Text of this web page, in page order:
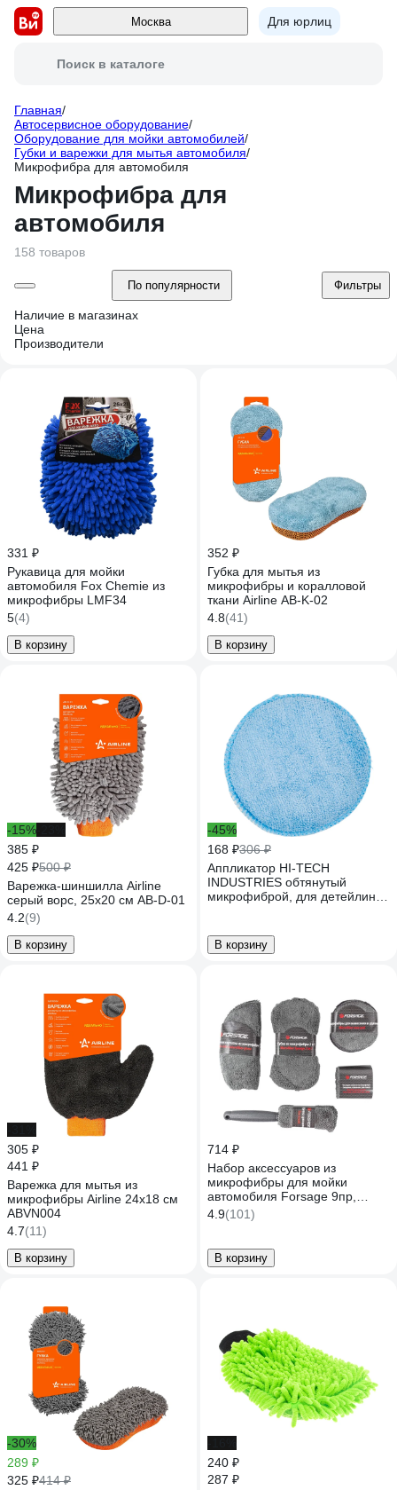
Москва Для юрлиц
Поиск в каталоге
Главная/
Автосервисное оборудование/
Оборудование для мойки автомобилей/
Губки и варежки для мытья автомобиля/
Микрофибра для автомобиля
Микрофибра для
автомобиля
158 товаров
По популярности Фильтры
Наличие в магазинах
Цена
Производители
331 ₽
Рукавица для мойки
автомобиля Fox Chemie из
микрофибры LMF34
5(4)
В корзину
352 ₽
Губка для мытья из
микрофибры и коралловой
ткани Airline AB-K-02
4.8(41)
В корзину
-15%
385 ₽
425 ₽500 ₽
Варежка-шиншилла Airline
серый ворс, 25х20 см AB-D-01
4.2(9)
В корзину
-45%
168 ₽306 ₽
Аппликатор HI-TECH
INDUSTRIES обтянутый
микрофиброй, для детейлинга
В корзину
305 ₽
441 ₽
Варежка для мытья из
микрофибры Airline 24х18 см
ABVN004
4.7(11)
В корзину
714 ₽
Набор аксессуаров из
микрофибры для мойки
автомобиля Forsage 9пр,
губка, перчатка
двухсторонняя, губки для
шин F-JB9CCS(52209)
4.9(101)
В корзину
-30%
289 ₽
325 ₽414 ₽
240 ₽
287 ₽